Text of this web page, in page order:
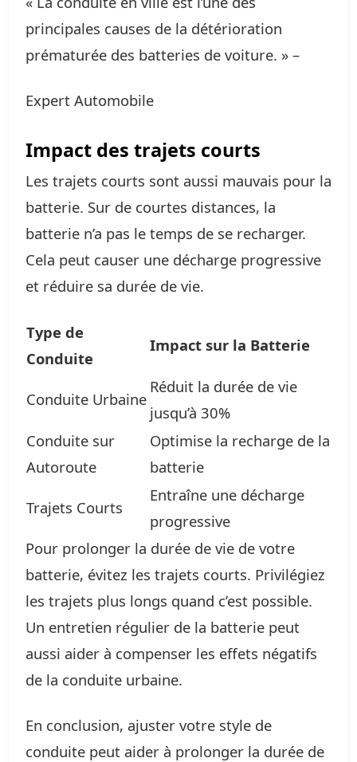
principales causes de la détérioration
prématurée des batteries de voiture. » –
Expert Automobile
Impact des trajets courts
Les trajets courts sont aussi mauvais pour la
batterie. Sur de courtes distances, la
batterie n’a pas le temps de se recharger.
Cela peut causer une décharge progressive
et réduire sa durée de vie.
Type de
Conduite
Impact sur la Batterie
Conduite Urbaine
Réduit la durée de vie
jusqu’à 30%
Conduite sur
Autoroute
Optimise la recharge de la
batterie
Trajets Courts
Entraîne une décharge
progressive
Pour prolonger la durée de vie de votre
batterie, évitez les trajets courts. Privilégiez
les trajets plus longs quand c’est possible.
Un entretien régulier de la batterie peut
aussi aider à compenser les effets négatifs
de la conduite urbaine.
En conclusion, ajuster votre style de
conduite peut aider à prolonger la durée de